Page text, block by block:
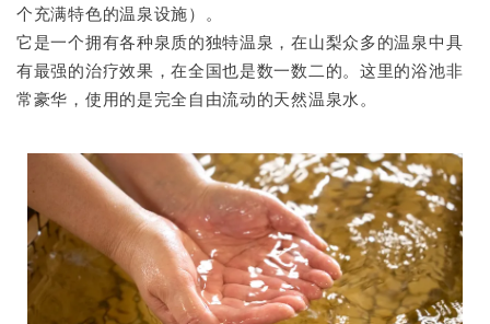
个充满特色的温泉设施）。
它是一个拥有各种泉质的独特温泉，在山梨众多的温泉中具
有最强的治疗效果，在全国也是数一数二的。这里的浴池非
常豪华，使用的是完全自由流动的天然温泉水。